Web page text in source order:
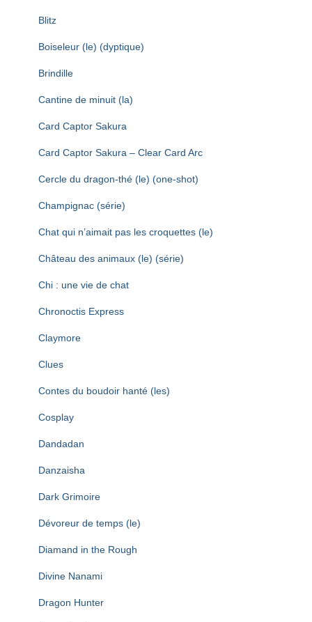
Blitz
Boiseleur (le) (dyptique)
Brindille
Cantine de minuit (la)
Card Captor Sakura
Card Captor Sakura – Clear Card Arc
Cercle du dragon-thé (le) (one-shot)
Champignac (série)
Chat qui n’aimait pas les croquettes (le)
Château des animaux (le) (série)
Chi : une vie de chat
Chronoctis Express
Claymore
Clues
Contes du boudoir hanté (les)
Cosplay
Dandadan
Danzaisha
Dark Grimoire
Dévoreur de temps (le)
Diamand in the Rough
Divine Nanami
Dragon Hunter